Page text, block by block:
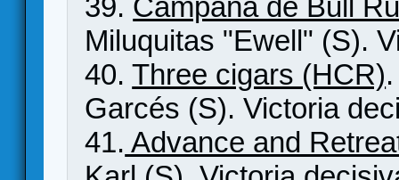
39. Campaña de Bull
Miluquitas "Ewell" (S).
40.Three cigars (HCR)
Garcés (S). Victoria
41. Advance and